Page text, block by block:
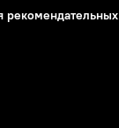
рекомендательных